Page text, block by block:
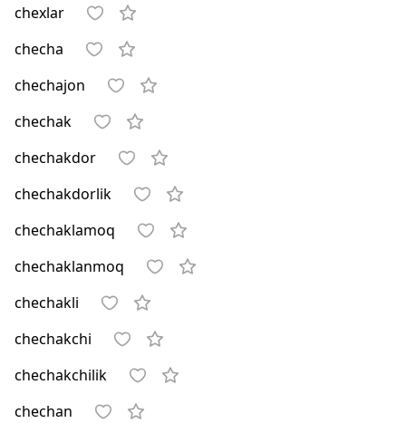
chexlar
checha
chechajon
chechak
chechakdor
chechakdorlik
chechaklamoq
chechaklanmoq
chechakli
chechakchi
chechakchilik
chechan